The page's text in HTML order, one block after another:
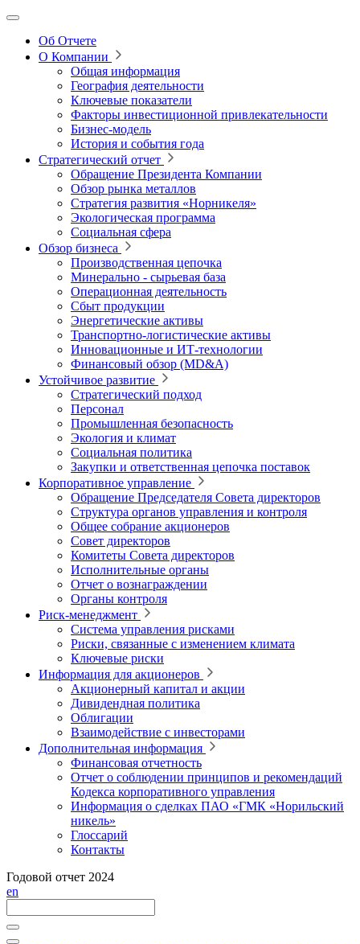
Об Отчете
О Компании
Общая информация
География деятельности
Ключевые показатели
Факторы инвестиционной привлекательности
Бизнес-модель
История и события года
Стратегический отчет
Обращение Президента Компании
Обзор рынка металлов
Стратегия развития «Норникеля»
Экологическая программа
Социальная сфера
Обзор бизнеса
Производственная цепочка
Минерально ‑ сырьевая база
Операционная деятельность
Сбыт продукции
Энергетические активы
Транспортно-логистические активы
Инновационные и ИТ‑технологии
Финансовый обзор (MD&A)
Устойчивое развитие
Стратегический подход
Персонал
Промышленная безопасность
Экология и климат
Социальная политика
Закупки и ответственная цепочка поставок
Корпоративное управление
Обращение Председателя Совета директоров
Структура органов управления и контроля
Общее собрание акционеров
Совет директоров
Комитеты Совета директоров
Исполнительные органы
Отчет о вознаграждении
Органы контроля
Риск-менеджмент
Система управления рисками
Риски, связанные с изменением климата
Ключевые риски
Информация для акционеров
Акционерный капитал и акции
Дивидендная политика
Облигации
Взаимодействие с инвесторами
Дополнительная информация
Финансовая отчетность
Отчет о соблюдении принципов и рекомендаций
Кодекса корпоративного управления
Информация о сделках ПАО «ГМК «Норильский
никель»
Глоссарий
Контакты
Годовой отчет 2024
en